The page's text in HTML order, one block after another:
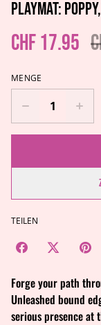
Playmat:
CHF 17.95
MENGE
TEILEN
Forge your path
Unleashed bound
serious presence at